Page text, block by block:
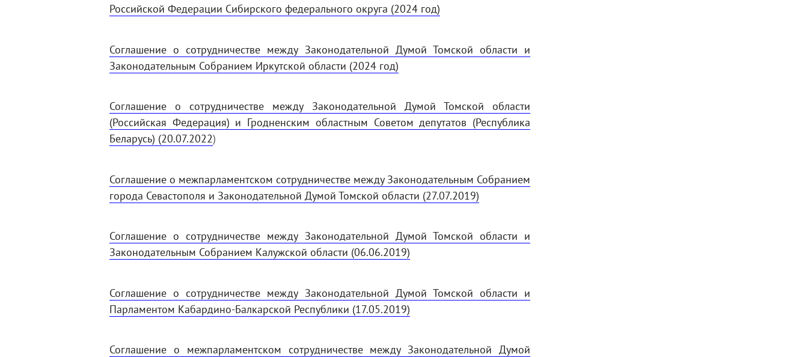
Российской Федерации Сибирского федерального округа (2024 год)
Соглашение о сотрудничестве между Законодательной Думой Томской области и
Законодательным Собранием Иркутской области (2024 год)
Соглашение о сотрудничестве между Законодательной Думой Томской области
(Российская Федерация) и Гродненским областным Советом депутатов (Республика
Беларусь) (20.07.2022)
Соглашение о межпарламентском сотрудничестве между Законодательным Собранием
города Севастополя и Законодательной Думой Томской области (27.07.2019)
Соглашение о сотрудничестве между Законодательной Думой Томской области и
Законодательным Собранием Калужской области (06.06.2019)
Соглашение о сотрудничестве между Законодательной Думой Томской области и
Парламентом Кабардино-Балкарской Республики (17.05.2019)
Соглашение о межпарламентском сотрудничестве между Законодательной Думой